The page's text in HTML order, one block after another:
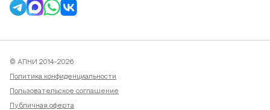
© АПНИ 2014-2026
Политика конфиденциальности
Пользовательское соглашение
Публичная оферта